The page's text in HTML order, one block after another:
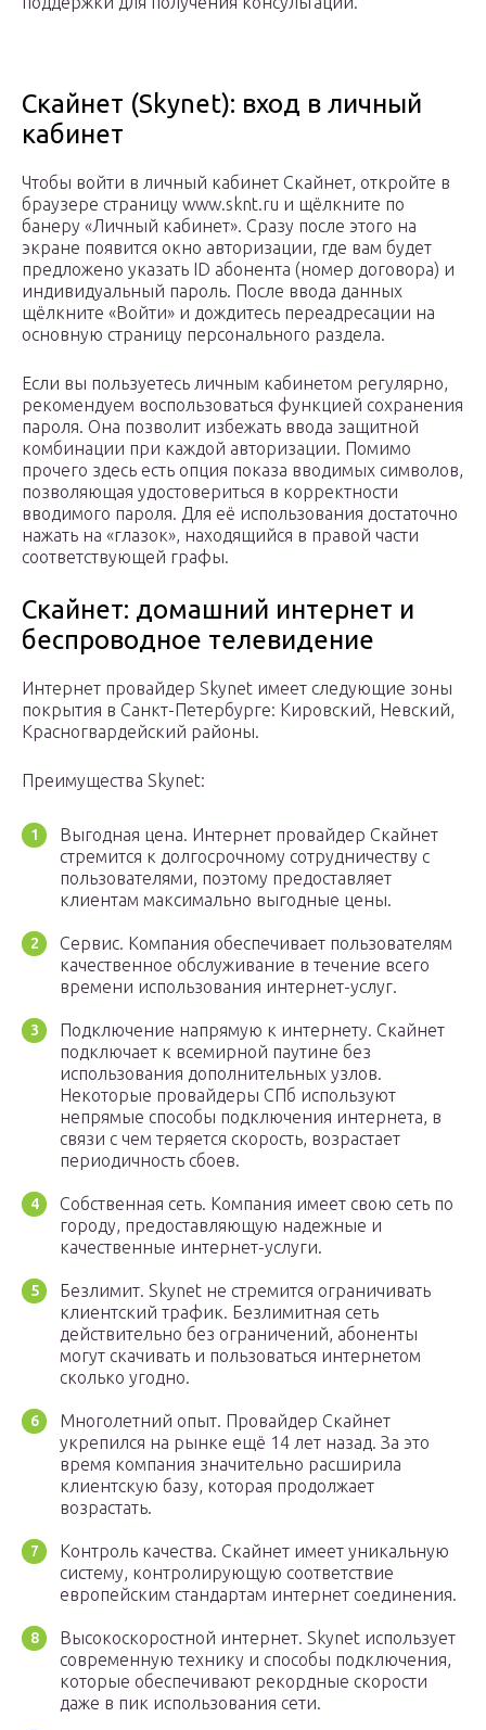
Скайнет (Skynet): вход в личный
кабинет
Чтобы войти в личный кабинет Скайнет, откройте в
браузере страницу www.sknt.ru и щёлкните по
банеру «Личный кабинет». Сразу после этого на
экране появится окно авторизации, где вам будет
предложено указать ID абонента (номер договора) и
индивидуальный пароль. После ввода данных
щёлкните «Войти» и дождитесь переадресации на
основную страницу персонального раздела.
Если вы пользуетесь личным кабинетом регулярно,
рекомендуем воспользоваться функцией сохранения
пароля. Она позволит избежать ввода защитной
комбинации при каждой авторизации. Помимо
прочего здесь есть опция показа вводимых символов,
позволяющая удостовериться в корректности
вводимого пароля. Для её использования достаточно
нажать на «глазок», находящийся в правой части
соответствующей графы.
Скайнет: домашний интернет и
беспроводное телевидение
Интернет провайдер Skynet имеет следующие зоны
покрытия в Санкт-Петербурге: Кировский, Невский,
Красногвардейский районы.
Преимущества Skynet:
Выгодная цена. Интернет провайдер Скайнет
стремится к долгосрочному сотрудничеству с
пользователями, поэтому предоставляет
клиентам максимально выгодные цены.
Сервис. Компания обеспечивает пользователям
качественное обслуживание в течение всего
времени использования интернет-услуг.
Подключение напрямую к интернету. Скайнет
подключает к всемирной паутине без
использования дополнительных узлов.
Некоторые провайдеры СПб используют
непрямые способы подключения интернета, в
связи с чем теряется скорость, возрастает
периодичность сбоев.
Собственная сеть. Компания имеет свою сеть по
городу, предоставляющую надежные и
качественные интернет-услуги.
Безлимит. Skynet не стремится ограничивать
клиентский трафик. Безлимитная сеть
действительно без ограничений, абоненты
могут скачивать и пользоваться интернетом
сколько угодно.
Многолетний опыт. Провайдер Скайнет
укрепился на рынке ещё 14 лет назад. За это
время компания значительно расширила
клиентскую базу, которая продолжает
возрастать.
Контроль качества. Скайнет имеет уникальную
систему, контролирующую соответствие
европейским стандартам интернет соединения.
Высокоскоростной интернет. Skynet использует
современную технику и способы подключения,
которые обеспечивают рекордные скорости
даже в пик использования сети.